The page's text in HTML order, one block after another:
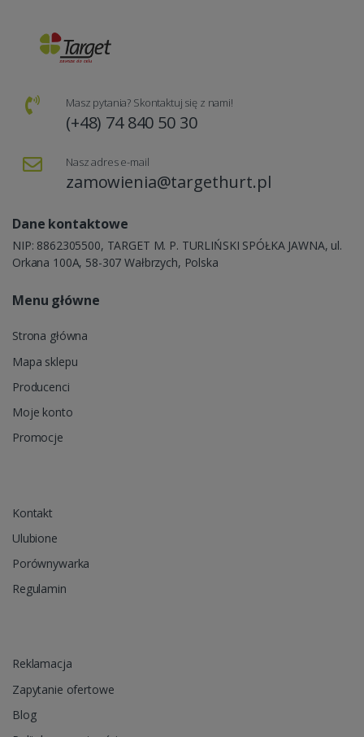
Masz pytania? Skontaktuj się z nami!
(+48) 74 840 50 30
Nasz adres e-mail
zamowienia@targethurt.pl
Dane kontaktowe
NIP: 8862305500, TARGET M. P. TURLIŃSKI SPÓŁKA JAWNA, ul.
Orkana 100A, 58-307 Wałbrzych, Polska
Menu główne
Strona główna
Mapa sklepu
Producenci
Moje konto
Promocje
Kontakt
Ulubione
Porównywarka
Regulamin
Reklamacja
Zapytanie ofertowe
Blog